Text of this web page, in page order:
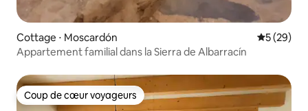
Cottage ⋅ Moscardón
5 (29)
Appartement familial dans la Sierra de Albarracín
Coup de cœur voyageurs
Coup de cœur voyageurs